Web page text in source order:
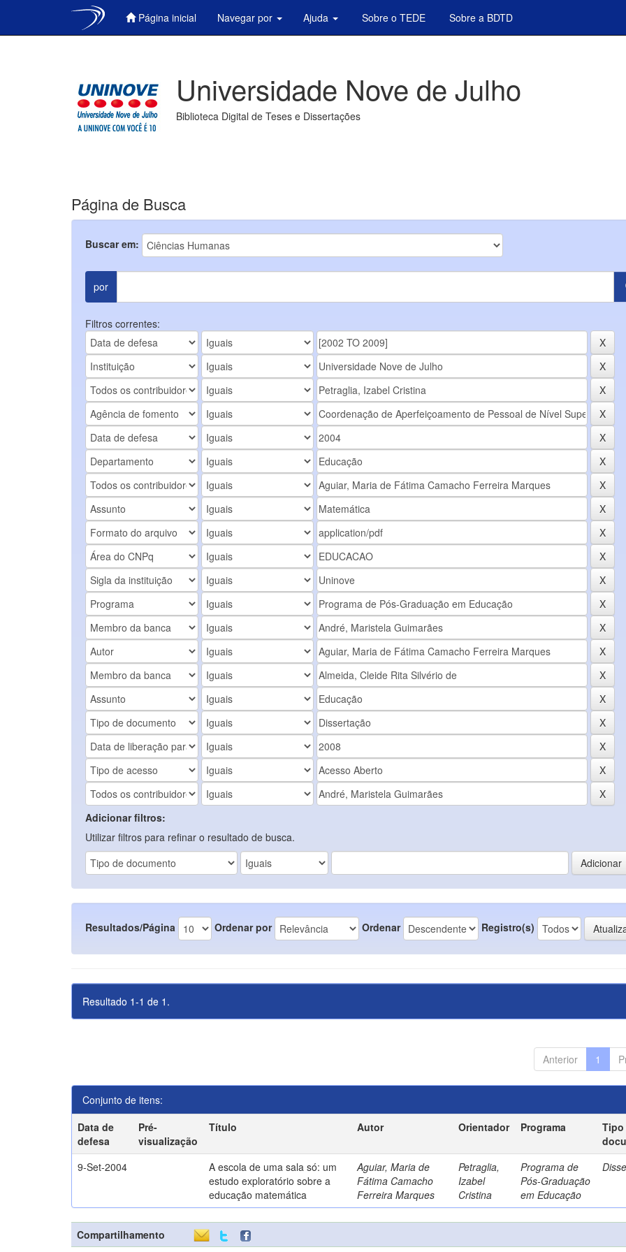
Página inicial Navegar por Ajuda Sobre o TEDE Sobre a BDTD
Universidade Nove de Julho
Biblioteca Digital de Teses e Dissertações
Página de Busca
Buscar em:
por
Filtros correntes:
Adicionar filtros:
Utilizar filtros para refinar o resultado de busca.
Resultados/Página Ordenar por Ordenar Registro(s)
Resultado 1-1 de 1.
Anterior 1
Conjunto de itens:
Data de
defesa
Pré-
visualização
Título Autor Orientador Programa
Tipo
9-Set-2004
A escola de uma sala só: um
estudo exploratório sobre a
educação matemática
Aguiar, Maria de
Fátima Camacho
Ferreira Marques
Petraglia,
Izabel
Cristina
Programa de
Pós-Graduação
em Educação
Compartilhamento